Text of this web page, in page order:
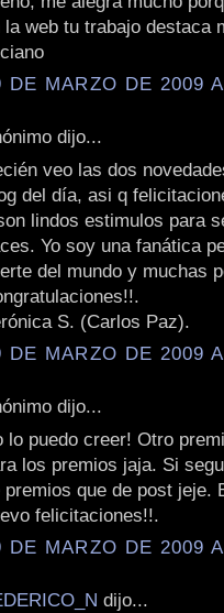
la web tu trabajo destaca
DE MARZO DE 2009
dijo...
veo las dos
del día, asi q
lindos estimulos para
Yo soy una fanática
del mundo y muchas
S. (Carlos Paz).
DE MARZO DE 2009
dijo...
lo puedo creer! Otro
los premios jaja. Si
premios que de post jeje.
felicitaciones!!.
DE MARZO DE 2009
dijo...